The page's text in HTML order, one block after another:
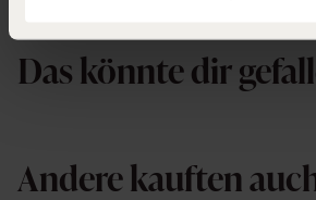
Das könnte dir
Andere kauften